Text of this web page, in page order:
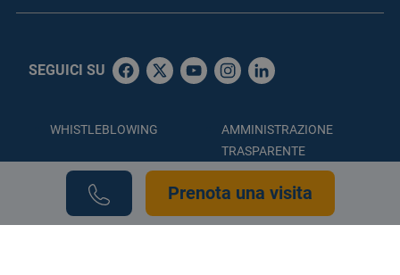
SEGUICI SU
WHISTLEBLOWING
AMMINISTRAZIONE
TRASPARENTE
ACCESSIBILITÀ
COOKIE POLICY
Prenota una visita